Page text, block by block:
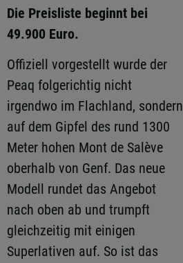
Die Preisliste beginnt bei
49.900 Euro.
Offiziell vorgestellt wurde der
Peaq folgerichtig nicht
irgendwo im Flachland, sondern
auf dem Gipfel des rund 1300
Meter hohen Mont de Salève
oberhalb von Genf. Das neue
Modell rundet das Angebot
nach oben ab und trumpft
gleichzeitig mit einigen
Superlativen auf. So ist das